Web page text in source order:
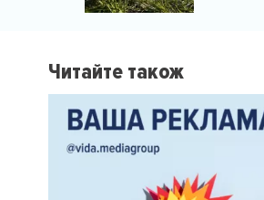
Читайте також